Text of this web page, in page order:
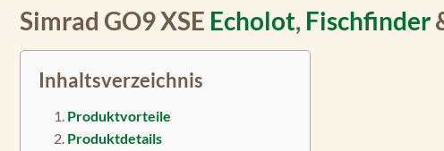
Simrad GO9 XSE Echolot, Fischfinder
Inhaltsverzeichnis
Produktvorteile
Produktdetails